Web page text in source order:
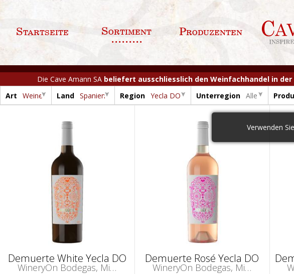
Startseite Sortiment Produzenten
Die Cave Amann SA beliefert ausschliesslich den Weinfachhandel in der
Verwenden
Art Weine Land Spanien Region Yecla DO Unterregion Alle
Demuerte White Yecla DO
WineryOn Bodegas, Mislata
Demuerte Rosé Yecla DO
WineryOn Bodegas, Mislata